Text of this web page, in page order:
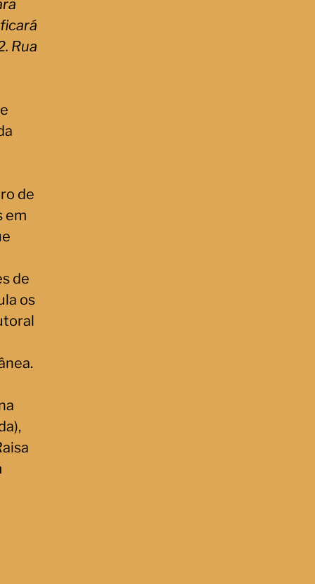
Rua
de
em
de
os